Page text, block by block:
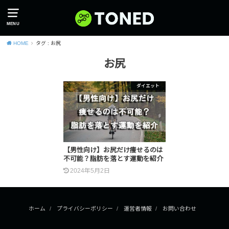
MENU
HOME タグ : お尻
お尻
ダイエット
【男性向け】お尻だけ痩せるのは
不可能？脂肪を落とす運動を紹介
2024年5月2日
ホーム プライバシーポリシー 運営者情報 お問い合わせ